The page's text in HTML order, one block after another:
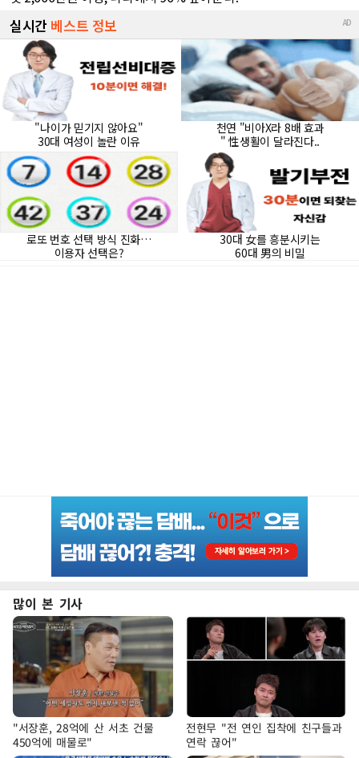
많이 본 기사
"서장훈, 28억에 산 서초 건물
450억에 매물로"
전현무 "전 연인 집착에 친구들과
연락 끊어"